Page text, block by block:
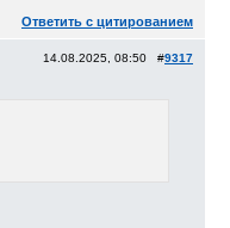
Ответить с цитированием
14.08.2025, 08:50 #9317